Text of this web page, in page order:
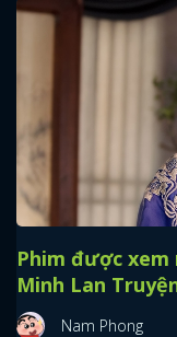
Phim được xem
Minh Lan
Nam Phong